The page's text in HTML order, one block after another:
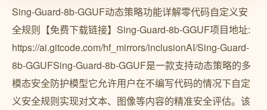
Sing-Guard-8b-GGUF动态策略功能详解零代码自定义安
全规则【免费下载链接】Sing-Guard-8b-GGUF项目地址:
https://ai.gitcode.com/hf_mirrors/inclusionAI/Sing-Guard-
8b-GGUFSing-Guard-8b-GGUF是一款支持动态策略的多
模态安全防护模型它允许用户在不编写代码的情况下自定
义安全规则实现对文本、图像等内容的精准安全评估。该